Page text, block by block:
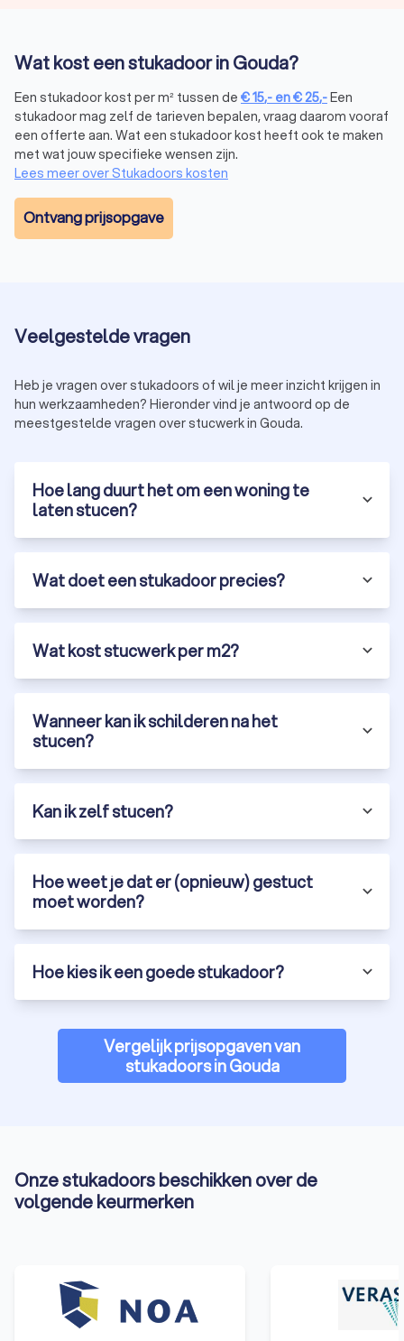
Wat kost een stukadoor in Gouda?
Een stukadoor kost per m² tussen de €15,- en€25,-Een
stukadoor mag zelf de tarieven bepalen, vraag daarom vooraf
een offerte aan. Wat een stukadoor kost heeft ook te maken
met wat jouw specifieke wensen zijn.
Lees meer over Stukadoors kosten
Ontvang prijsopgave
Veelgestelde vragen
Heb je vragen over stukadoors of wil je meer inzicht krijgen in
hun werkzaamheden? Hieronder vind je antwoord op de
meestgestelde vragen over stucwerk in Gouda.
Hoe lang duurt het om een woning te
laten stucen?
Wat doet een stukadoor precies?
Wat kost stucwerk per m2?
Wanneer kan ik schilderen na het
stucen?
Kan ik zelf stucen?
Hoe weet je dat er (opnieuw) gestuct
moet worden?
Hoe kies ik een goede stukadoor?
Vergelijk prijsopgaven van
stukadoors in Gouda
Onze stukadoors beschikken over de
volgende keurmerken